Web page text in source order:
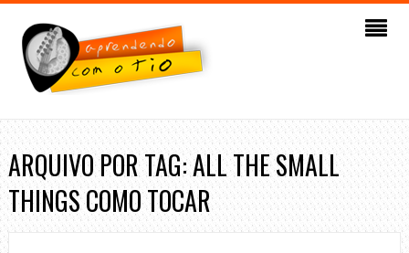
ARQUIVO POR TAG: ALL THE SMALL
THINGS COMO TOCAR